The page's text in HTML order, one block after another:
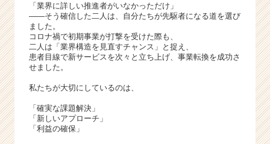
r
e
r）
「業界に詳しい推進者がいなかっただけ」
——そう確信した二人は、自分たちが先駆者になる道を選び
ました。
コロナ禍で初期事業が打撃を受けた際も、
二人は「業界構造を見直すチャンス」と捉え、
患者目線で新サービスを次々と立ち上げ、事業転換を成功さ
せました。
私たちが大切にしているのは、
「確実な課題解決」
「新しいアプローチ」
「利益の確保」